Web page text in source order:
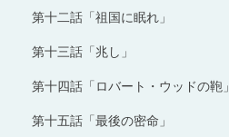
第十二話「祖国に眠れ」
第十三話「兆し」
第十四話「ロバート・ウッドの鞄」
第十五話「最後の密命」